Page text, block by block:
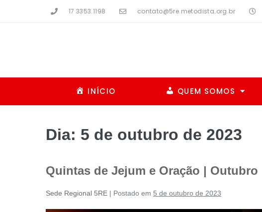
17 3353.1198 contato@5re.metodista.org.br
INÍCIO QUEM SOMOS
Dia: 5 de outubro de 2023
Quintas de Jejum e Oração | Outubro
Sede Regional 5RE | Postado em 5 de outubro de 2023